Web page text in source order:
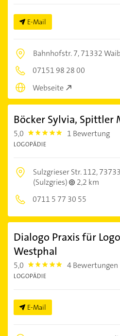
E-Mail
Bahnhofstr. 7,71332
07151 98 28 00
Webseite
Böcker Sylvia, Spittler
5,0 5.0 1 Bewertung
LOGOPÄDIE
Sulzgrieser Str. 112,
(Sulzgries)
2,2 km
0711 5 77 30 55
Dialogo Praxis für
Westphal
5,0 5.0 4 Bewertungen
LOGOPÄDIE
E-Mail